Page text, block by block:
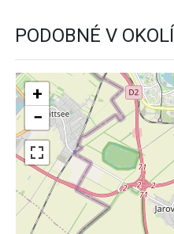
PODOBNÉ V OKOLÍ
+
−